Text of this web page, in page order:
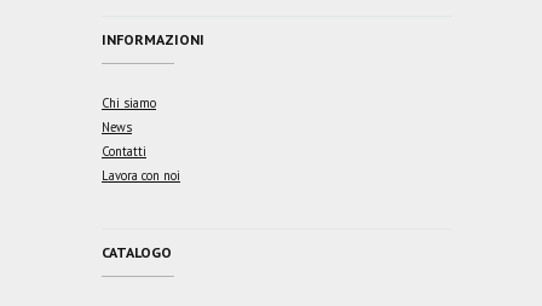
INFORMAZIONI
Chi siamo
News
Contatti
Lavora con noi
CATALOGO